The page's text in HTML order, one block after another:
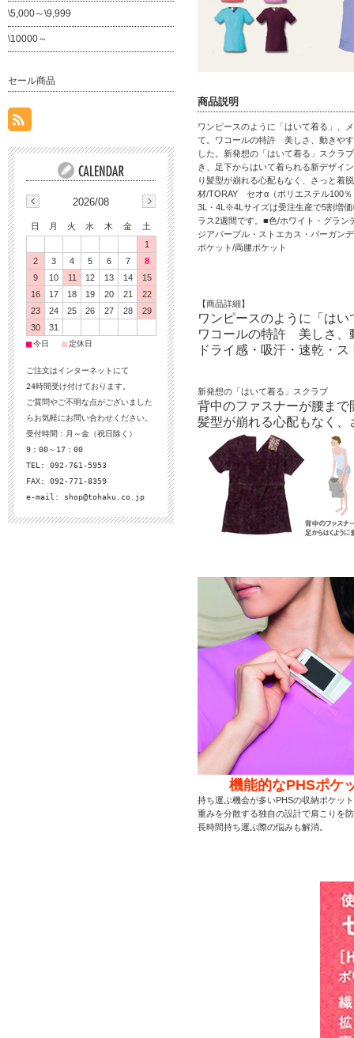
商品説明
ワンピースのように「はいて着る」、
て。ワコールの特許 美しさ、動きや
した。新発想の「はいて着る」スクラ
き、足下からはいて着られる新デザイ
り髪型が崩れる心配もなく、さっと着
材/TORAY セオα（ポリエステル100
3L・4L※4Lサイズは受注生産で5割増
ラス2週間です。■色/ホワイト・グラン
ジアパープル・ストエカス・バーガン
ポケット/両腰ポケット
【商品詳細】
ワンピースのように「は
ワコールの特許 美しさ、
ドライ感・吸汗・速乾・ス
新発想の「はいて着る」スクラブ
背中のファスナーが腰ま
髪型が崩れる心配もなく
機能的なPHSポケ
持ち運ぶ機会が多いPHSの収納ポケッ
重みを分散する独自の設計で肩こりを
長時間持ち運ぶ際の悩みも解消。
\5,000～\9,999
\10000～
セール商品
2026/08
日 月 火 水 木 金
土
1
2
3 4 5 6 7
8
9
10 11 12 13 14
15
16
17 18 19 20 21
22
23
24 25 26 27 28
29
30
31
■今日 ■定休日
ご注文はインターネットにて
24時間受け付けております。
ご質問やご不明な点がございました
らお気軽にお問い合わせください。
受付時間：月～金（祝日除く）
9：00～17：00
TEL: 092-761-5953
FAX: 092-771-8359
e-mail: shop@tohaku.co.jp